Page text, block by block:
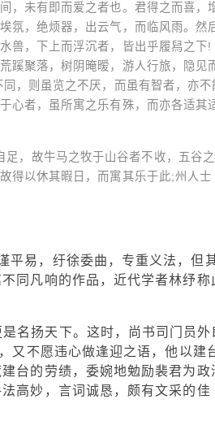
，未有即而爱之者也。君得之而喜，
氛，绝烦器，出云气，而临风雨。然
兽，下上而浮沉者，皆出乎履舄之下!
蹊聚落，树阴晻暧，游人行旅，隐见
，则虽览之不厌，而虽有智者，亦不
心者，虽所寓之乐有殊，而亦各适其
，故牛马之牧于山谷者不收，五谷
得以休其暇日，而寓其乐于此;州人士
平易，纡徐委曲，专重义法，但
同凡响的作品，近代学者林纾称
名扬天下。这时，尚书司门员外
又不愿违心做逢迎之语，他以建
台的劳绩，委婉地勉励裴君为政
高妙，言词诚恳，颇有文采的佳